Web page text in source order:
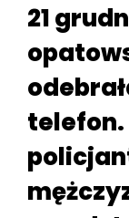
21
telefon.